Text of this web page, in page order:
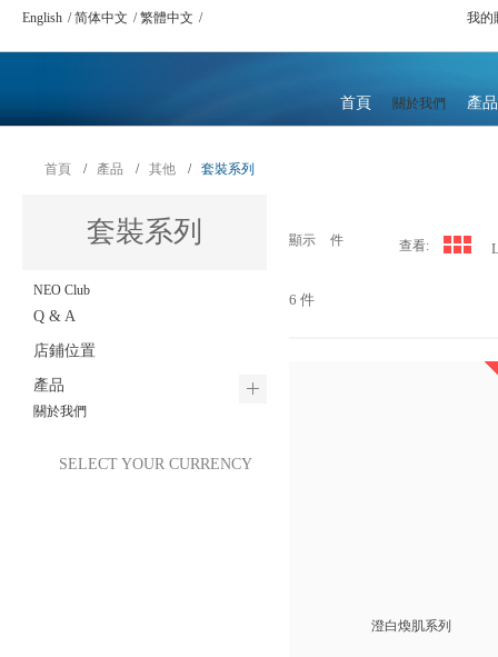
English 简体中文 繁體中文 我的
首頁 關於我們 產品
首頁 / 產品 / 其他 / 套裝系列
顯示 件 查看:
6 件
澄白煥肌系列
套裝系列
NEO Club
Q & A
店鋪位置
產品
關於我們
SELECT YOUR CURRENCY